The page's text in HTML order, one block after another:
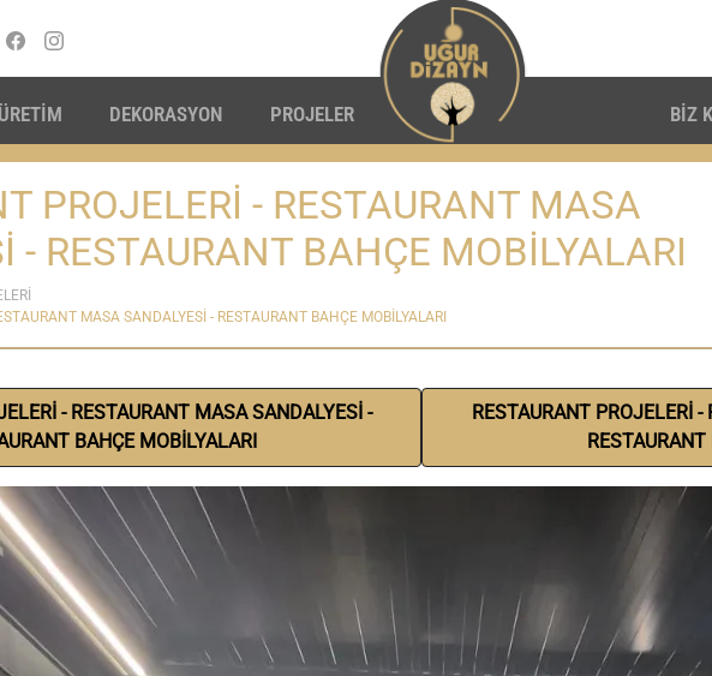
ÜRETİM DEKORASYON PROJELER BİZ
PROJELERİ - RESTAURANT MASA
- RESTAURANT BAHÇE MOBİLYALARI
MASA SANDALYESİ - RESTAURANT BAHÇE MOBİLYALARI
- RESTAURANT MASA SANDALYESİ -
BAHÇE MOBİLYALARI
RESTAURANT PROJELERİ